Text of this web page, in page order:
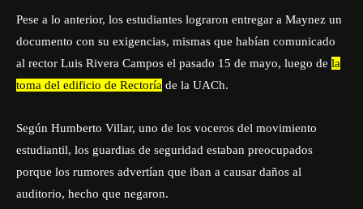
Pese a lo anterior, los estudiantes lograron entregar a Maynez un
documento con su exigencias, mismas que habían comunicado
al rector Luis Rivera Campos el pasado 15 de mayo, luego de la
toma del edificio de Rectoría de la UACh.
Según Humberto Villar, uno de los voceros del movimiento
estudiantil, los guardias de seguridad estaban preocupados
porque los rumores advertían que iban a causar daños al
auditorio, hecho que negaron.